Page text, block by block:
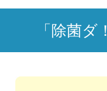
「除菌ダ